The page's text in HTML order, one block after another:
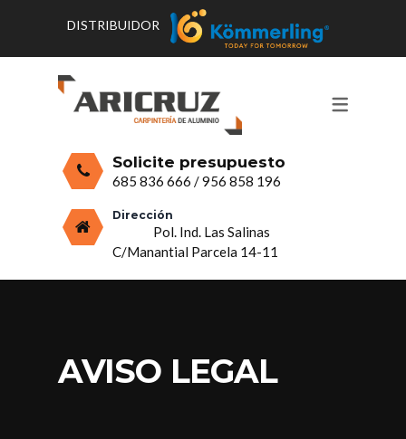
PRODUCTOS
PUERTAS, VENTANAS Y
CERRAMIENTOS, PORCHES Y TECHOS
ALUMINIO
CONTACTO Y HORARIOS
PRESUPUESTO
DISTRIBUIDOR
Solicite presupuesto
685 836 666 /956 858 196
Dirección
Pol. Ind. Las Salinas
C/Manantial Parcela 14-11
AVISO LEGAL